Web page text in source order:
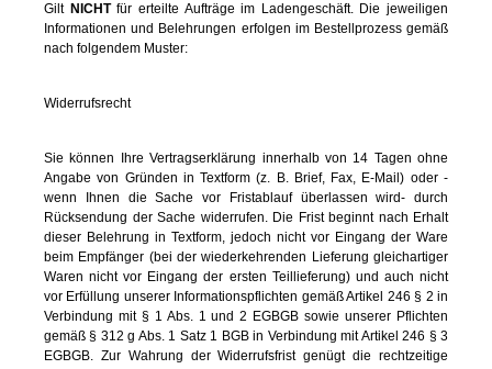
Gilt NICHT für erteilte Aufträge im Ladengeschäft. Die jeweiligen
Informationen und Belehrungen erfolgen im Bestellprozess gemäß
nach folgendem Muster:
Widerrufsrecht
Sie können Ihre Vertragserklärung innerhalb von 14 Tagen ohne
Angabe von Gründen in Textform (z. B. Brief, Fax, E-Mail) oder -
wenn Ihnen die Sache vor Fristablauf überlassen wird- durch
Rücksendung der Sache widerrufen. Die Frist beginnt nach Erhalt
dieser Belehrung in Textform, jedoch nicht vor Eingang der Ware
beim Empfänger (bei der wiederkehrenden Lieferung gleichartiger
Waren nicht vor Eingang der ersten Teillieferung) und auch nicht
vor Erfüllung unserer Informationspflichten gemäß Artikel 246 § 2 in
Verbindung mit § 1 Abs. 1 und 2 EGBGB sowie unserer Pflichten
gemäß § 312 g Abs. 1 Satz 1 BGB in Verbindung mit Artikel 246 § 3
EGBGB. Zur Wahrung der Widerrufsfrist genügt die rechtzeitige